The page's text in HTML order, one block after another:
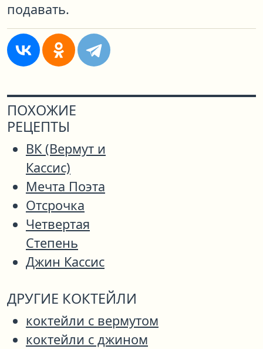
подавать.
ПОХОЖИЕ
РЕЦЕПТЫ
ВК (Вермут и
Кассис)
Мечта Поэта
Отсрочка
Четвертая
Степень
Джин Кассис
ДРУГИЕ КОКТЕЙЛИ
коктейли с вермутом
коктейли с джином